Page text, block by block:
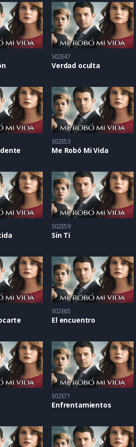
S02E47
Verdad oculta
S02E53
Me Robó Mi Vida
S02E59
Sin Ti
S02E65
El encuentro
S02E71
Enfrentamientos